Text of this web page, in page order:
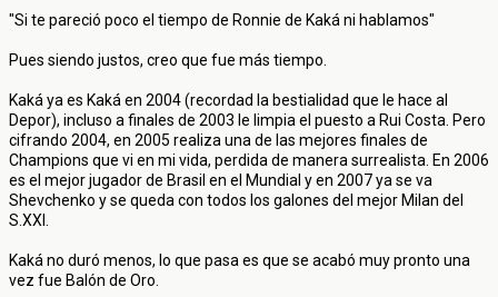
"Si te pareció poco el tiempo de Ronnie de Kaká ni hablamos"
Pues siendo justos, creo que fue más tiempo.
Kaká ya es Kaká en 2004 (recordad la bestialidad que le hace al
Depor), incluso a finales de 2003 le limpia el puesto a Rui Costa. Pero
cifrando 2004, en 2005 realiza una de las mejores finales de
Champions que vi en mi vida, perdida de manera surrealista. En 2006
es el mejor jugador de Brasil en el Mundial y en 2007 ya se va
Shevchenko y se queda con todos los galones del mejor Milan del
S.XXI.
Kaká no duró menos, lo que pasa es que se acabó muy pronto una
vez fue Balón de Oro.